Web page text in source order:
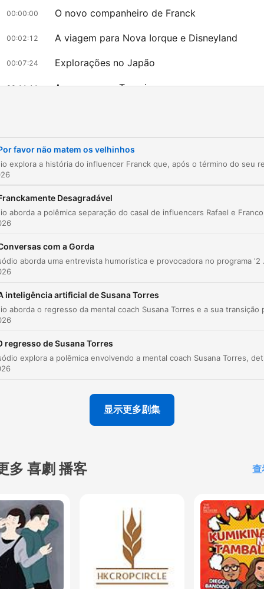
00:00:00 O novo companheiro de Franck
00:02:12 A viagem para Nova Iorque e Disneyland
00:07:24 Explorações no Japão
00:11:11 A surpresa na Turquia
00:16:49 Despedida de férias
點
influencers Rafaela e Franck, hoje falámos do início de
outro, entre Franck e o seu avô.
notícia sobre o término de um casal para a nova relação de
Franck com o seu avô.
Frank, deixa-me em paz. Arranca uma namorada da
idade faz o que tu quiseres mas deixa-me sossegar eu
tranquilidade após a intensa viagem de turismo organizada
felizmente a namorada acabou com ele e ele agora
lembrou-se que tem um avô.
fim do namoro de Franck o motivou a dedicar mais tempo à
família.
Viajámos de Lisboa para Izmir por descobrir que na
Turquia os tratamentos dentários podem custar
de metade do preço do que em Portugal.
favor não matem os velhinhos
Desagradável
com a Gorda
Este episódio aborda uma entrevista humorística
inteligência artificial de Susana Torres
regresso de Susana Torres
显示更多剧集
多 喜劇 播客 查